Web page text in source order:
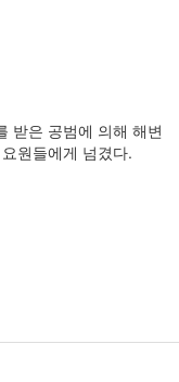
받은 공범에 의해 해변
원들에게 넘겼다.